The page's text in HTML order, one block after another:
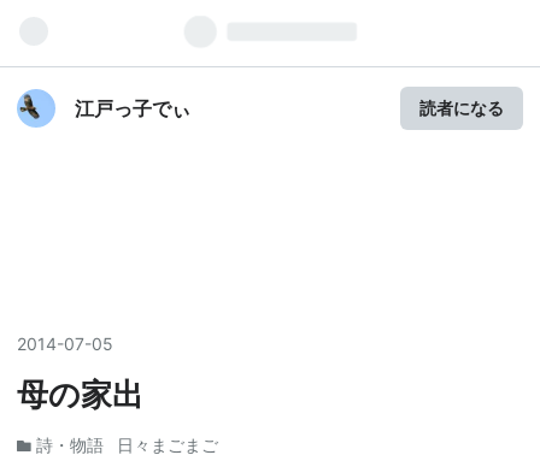
江戸っ子でぃ 読者になる
2014-07-05
母の家出
詩・物語 日々まごまご